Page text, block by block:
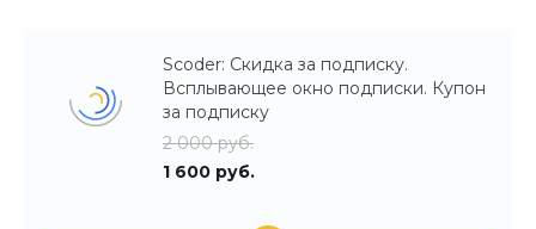
Scoder: Скидка за подписку.
Всплывающее окно подписки. Купон
за подписку
2 000 руб.
1 600 руб.